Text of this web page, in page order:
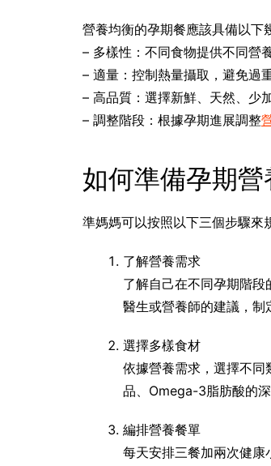
營養均衡的孕期餐應該具備以下
– 多樣性：不同食物提供不同營
– 適量：控制熱量攝取，避免過
– 高品質：選擇新鮮、天然、少
– 調整階段：根據孕期進展調整
如何準備孕期
準媽媽可以按照以下三個步驟來
了解營養需求
了解自己在不同孕期階段
醫生或營養師的建議，制
選擇多樣食材
依據營養需求，選擇不
品、Omega-3脂肪酸的
編排營養餐單
每天安排三餐加兩次健康